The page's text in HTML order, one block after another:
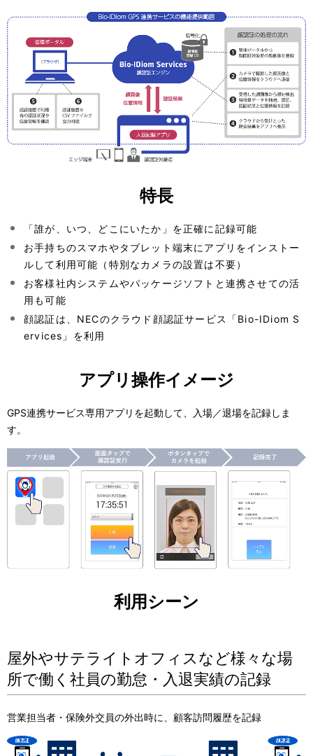
特長
「誰が、いつ、どこにいたか」を正確に記録可能
お手持ちのスマホやタブレット端末にアプリをインストー
ルして利用可能（特別なカメラの設置は不要）
お客様社内システムやパッケージソフトと連携させての活
用も可能
顔認証は、NECのクラウド顔認証サービス「Bio-IDiom S
ervices」を利用
アプリ操作イメージ
GPS連携サービス専用アプリを起動して、入場／退場を記録しま
す。
利用シーン
屋外やサテライトオフィスなど様々な場
所で働く社員の勤怠・入退実績の記録
営業担当者・保険外交員の外出時に、顧客訪問履歴を記録